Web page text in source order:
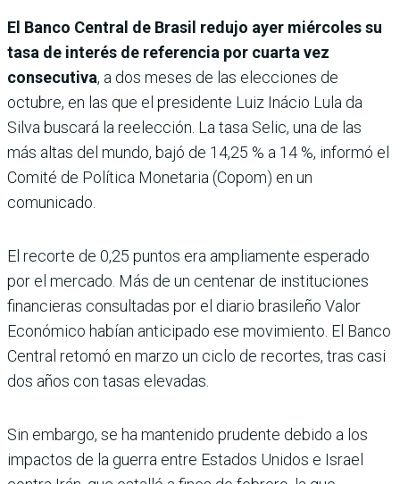
El Banco Central de Brasil redujo ayer miércoles su
tasa de interés de referencia por cuarta vez
consecutiva, a dos meses de las elecciones de
octubre, en las que el presidente Luiz Inácio Lula da
Silva buscará la reelección. La tasa Selic, una de las
más altas del mundo, bajó de 14,25 % a 14 %, informó el
Comité de Política Monetaria (Copom) en un
comunicado.
El recorte de 0,25 puntos era ampliamente esperado
por el mercado. Más de un centenar de instituciones
financieras consultadas por el diario brasileño Valor
Económico habían anticipado ese movimiento. El Banco
Central retomó en marzo un ciclo de recortes, tras casi
dos años con tasas elevadas.
Sin embargo, se ha mantenido prudente debido a los
impactos de la guerra entre Estados Unidos e Israel